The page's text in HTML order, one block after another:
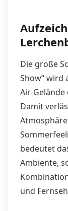
Die große
Show“ wird
Air-Gelände
Damit
bedeutet
Ambiente,
und